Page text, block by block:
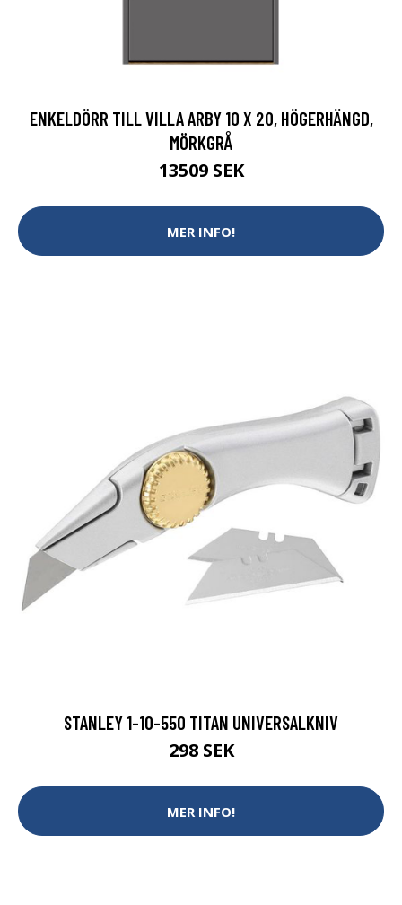
ENKELDÖRR TILL VILLA ARBY 10 X 20, HÖGERHÄNGD,
MÖRKGRÅ
13509 SEK
MER INFO!
STANLEY 1-10-550 TITAN UNIVERSALKNIV
298 SEK
MER INFO!